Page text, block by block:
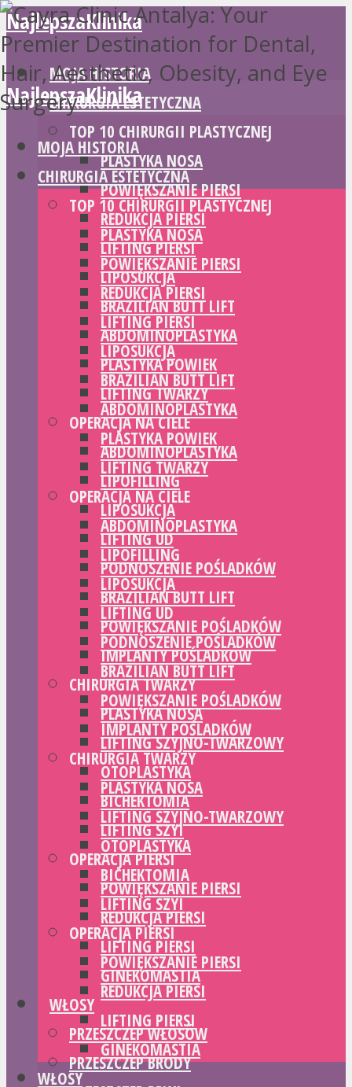
NajlepszaKlinika
MOJA HISTORIA
CHIRURGIA ESTETYCZNA
TOP 10 CHIRURGII PLASTYCZNEJ
PLASTYKA NOSA
POWIĘKSZANIE PIERSI
REDUKCJA PIERSI
LIFTING PIERSI
LIPOSUKCJA
BRAZILIAN BUTT LIFT
ABDOMINOPLASTYKA
PLASTYKA POWIEK
LIFTING TWARZY
OPERACJA NA CIELE
ABDOMINOPLASTYKA
LIPOFILLING
LIPOSUKCJA
LIFTING UD
PODNOSZENIE POŚLADKÓW
BRAZILIAN BUTT LIFT
POWIĘKSZANIE POŚLADKÓW
IMPLANTY POŚLADKÓW
CHIRURGIA TWARZY
PLASTYKA NOSA
LIFTING SZYJNO-TWARZOWY
OTOPLASTYKA
BICHEKTOMIA
LIFTING SZYI
OPERACJA PIERSI
POWIĘKSZANIE PIERSI
REDUKCJA PIERSI
LIFTING PIERSI
GINEKOMASTIA
WŁOSY
PRZESZCZEP WŁOSÓW
PRZESZCZEP BRODY
NajlepszaKlinika
MOJA HISTORIA
CHIRURGIA ESTETYCZNA
TOP 10 CHIRURGII PLASTYCZNEJ
PLASTYKA NOSA
POWIĘKSZANIE PIERSI
REDUKCJA PIERSI
LIFTING PIERSI
LIPOSUKCJA
BRAZILIAN BUTT LIFT
ABDOMINOPLASTYKA
PLASTYKA POWIEK
LIFTING TWARZY
OPERACJA NA CIELE
ABDOMINOPLASTYKA
LIPOFILLING
LIPOSUKCJA
LIFTING UD
PODNOSZENIE POŚLADKÓW
BRAZILIAN BUTT LIFT
POWIĘKSZANIE POŚLADKÓW
IMPLANTY POŚLADKÓW
CHIRURGIA TWARZY
PLASTYKA NOSA
LIFTING SZYJNO-TWARZOWY
OTOPLASTYKA
BICHEKTOMIA
LIFTING SZYI
OPERACJA PIERSI
POWIĘKSZANIE PIERSI
REDUKCJA PIERSI
LIFTING PIERSI
GINEKOMASTIA
WŁOSY